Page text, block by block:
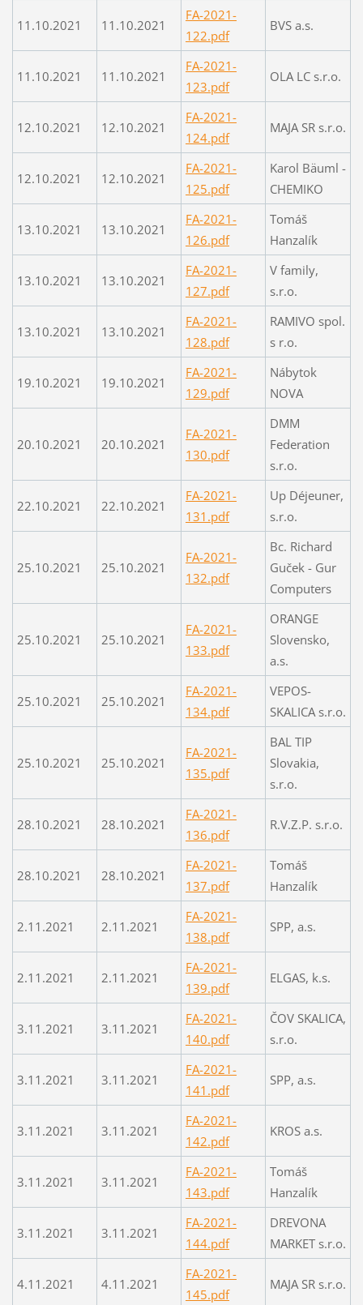
11.10.2021 11.10.2021
FA-2021-
122.pdf
BVS a.s.
11.10.2021 11.10.2021
FA-2021-
123.pdf
OLA LC s.r.o.
12.10.2021 12.10.2021
FA-2021-
124.pdf
MAJA SR s.r.o.
12.10.2021 12.10.2021
FA-2021-
125.pdf
Karol Bäuml -
CHEMIKO
13.10.2021 13.10.2021
FA-2021-
126.pdf
Tomáš
Hanzalík
13.10.2021 13.10.2021
FA-2021-
127.pdf
V family,
s.r.o.
13.10.2021 13.10.2021
FA-2021-
128.pdf
RAMIVO spol.
s r.o.
19.10.2021 19.10.2021
FA-2021-
129.pdf
Nábytok
NOVA
20.10.2021 20.10.2021
FA-2021-
130.pdf
DMM
Federation
s.r.o.
22.10.2021 22.10.2021
FA-2021-
131.pdf
Up Déjeuner,
s.r.o.
25.10.2021 25.10.2021
FA-2021-
132.pdf
Bc. Richard
Guček - Gur
Computers
25.10.2021 25.10.2021
FA-2021-
133.pdf
ORANGE
Slovensko,
a.s.
25.10.2021 25.10.2021
FA-2021-
134.pdf
VEPOS-
SKALICA s.r.o.
25.10.2021 25.10.2021
FA-2021-
135.pdf
BAL TIP
Slovakia,
s.r.o.
28.10.2021 28.10.2021
FA-2021-
136.pdf
R.V.Z.P. s.r.o.
28.10.2021 28.10.2021
FA-2021-
137.pdf
Tomáš
Hanzalík
2.11.2021 2.11.2021
FA-2021-
138.pdf
SPP, a.s.
2.11.2021 2.11.2021
FA-2021-
139.pdf
ELGAS, k.s.
3.11.2021 3.11.2021
FA-2021-
140.pdf
ČOV SKALICA,
s.r.o.
3.11.2021 3.11.2021
FA-2021-
141.pdf
SPP, a.s.
3.11.2021 3.11.2021
FA-2021-
142.pdf
KROS a.s.
3.11.2021 3.11.2021
FA-2021-
143.pdf
Tomáš
Hanzalík
3.11.2021 3.11.2021
FA-2021-
144.pdf
DREVONA
MARKET s.r.o.
4.11.2021 4.11.2021
FA-2021-
145.pdf
MAJA SR s.r.o.